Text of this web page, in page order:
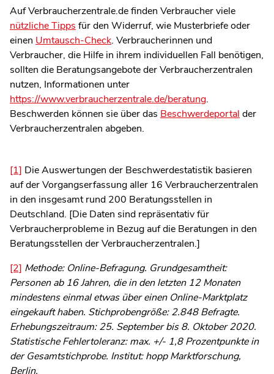
Auf Verbraucherzentrale.de finden Verbraucher viele
nützliche Tippsfür den Widerruf, wie Musterbriefe oder
einen Umtausch-Check. Verbraucherinnen und
Verbraucher, die Hilfe in ihrem individuellen Fall benötigen,
sollten die Beratungsangebote der Verbraucherzentralen
nutzen, Informationen unter
https://www.verbraucherzentrale.de/beratung.
Beschwerden können sie über das Beschwerdeportalder
Verbraucherzentralen abgeben.
[1] Die Auswertungen der Beschwerdestatistik basieren
auf der Vorgangserfassung aller 16 Verbraucherzentralen
in den insgesamt rund 200 Beratungsstellen in
Deutschland. [Die Daten sind repräsentativ für
Verbraucherprobleme in Bezug auf die Beratungen in den
Beratungsstellen der Verbraucherzentralen.]
[2] Methode: Online-Befragung. Grundgesamtheit:
Personen ab 16 Jahren, die in den letzten 12 Monaten
mindestens einmal etwas über einen Online-Marktplatz
eingekauft haben. Stichprobengröße: 2.848 Befragte.
Erhebungszeitraum: 25. September bis 8. Oktober 2020.
Statistische Fehlertoleranz: max. +/- 1,8 Prozentpunkte in
der Gesamtstichprobe. Institut: hopp Marktforschung,
Berlin.